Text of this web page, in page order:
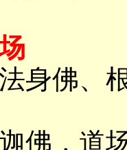
身佛、
佛，道